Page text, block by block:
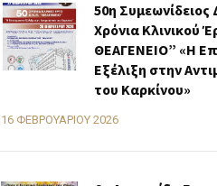
50η Συμεωνίδειος
Χρόνια Κλινικού
ΘΕΑΓΕΝΕΙΟ” «H
Εξέλιξη στην
του Καρκίνου»
16 ΦΕΒΡΟΥΑΡΊΟΥ 2026